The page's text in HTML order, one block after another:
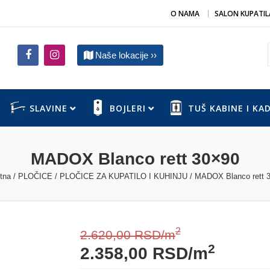
O NAMA SALON
Naše lokacije ››
SLAVINE BOJLERI TUŠ KABINE I
MADOX Blanco rett 30×90
/ PLOČICE / PLOČICE ZA KUPATILO I KUHINJU / MADOX Blanco rett
2.620,00RSD/m2
2.358,00 RSD/m2